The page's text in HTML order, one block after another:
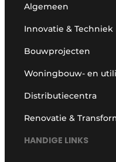
Algemeen
Innovatie & Techniek
Bouwprojecten
Woningbouw- en
Distributiecentra
Renovatie &
HANDIGE LINKS